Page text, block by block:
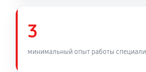
3
минимальный опыт работы